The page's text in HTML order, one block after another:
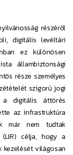
részéről
digitális levéltári
ez különösen
állambiztonsági
része személyes
szigorú jogi
a digitális áttörés
az infrastruktúra
már nem tudtak
célja, hogy a
világosan